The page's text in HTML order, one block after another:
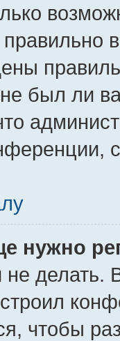
был ли
нужно
делать.
чтобы